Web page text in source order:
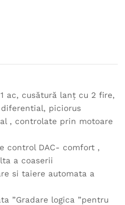
ac, cusătură lanţ cu 2 fire,
piciorus
, controlate prin motoare
control DAC- comfort ,
a coaserii
si taiere automata a
”Gradare logica ”pentru